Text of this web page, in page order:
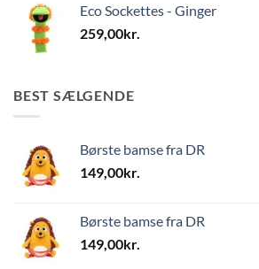
Eco Sockettes - Ginger
259,00kr.
BEST SÆLGENDE
Børste bamse fra DR
149,00kr.
Børste bamse fra DR
149,00kr.